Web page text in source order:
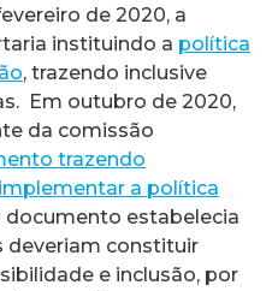
de 2020, a
instituindo a política
, trazendo inclusive
Em outubro de 2020,
da comissão
trazendo
a política
documento estabelecia
deveriam constituir
e inclusão, por